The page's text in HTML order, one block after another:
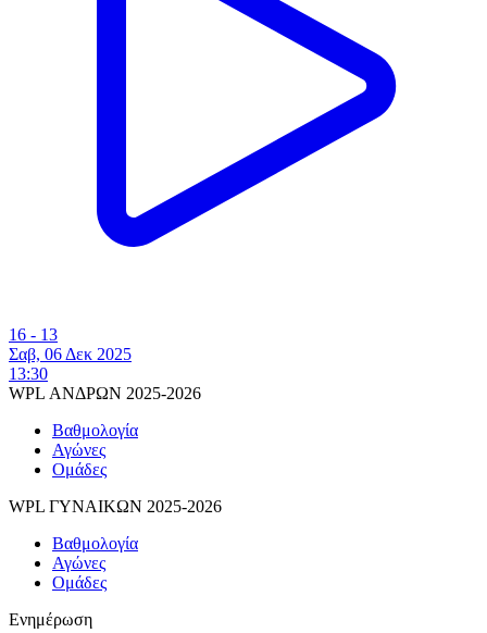
16 - 13
Σαβ, 06 Δεκ 2025
13:30
WPL ΑΝΔΡΩΝ 2025-2026
Βαθμολογία
Αγώνες
Ομάδες
WPL ΓΥΝΑΙΚΩΝ 2025-2026
Βαθμολογία
Αγώνες
Ομάδες
Ενημέρωση